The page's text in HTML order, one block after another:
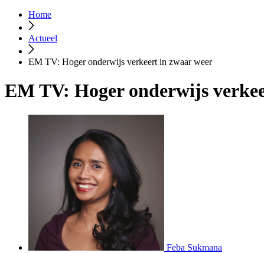
Home
Actueel
EM TV: Hoger onderwijs verkeert in zwaar weer
EM TV: Hoger onderwijs
Feba Sukmana